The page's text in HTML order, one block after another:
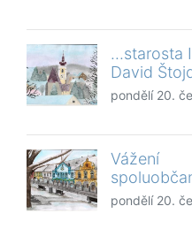
...starosta
David
pondělí 20.
Vážení
pondělí 20.